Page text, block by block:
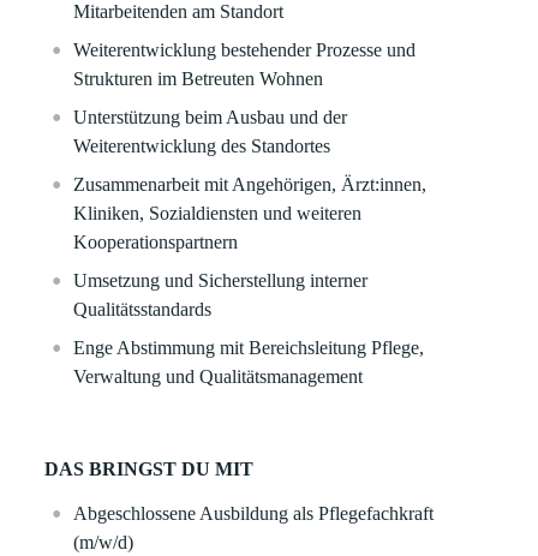
Mitarbeitenden am Standort
Weiterentwicklung bestehender Prozesse und
Strukturen im Betreuten Wohnen
Unterstützung beim Ausbau und der
Weiterentwicklung des Standortes
Zusammenarbeit mit Angehörigen, Ärzt:innen,
Kliniken, Sozialdiensten und weiteren
Kooperationspartnern
Umsetzung und Sicherstellung interner
Qualitätsstandards
Enge Abstimmung mit Bereichsleitung Pflege,
Verwaltung und Qualitätsmanagement
DAS BRINGST DU MIT
Abgeschlossene Ausbildung als Pflegefachkraft
(m/w/d)